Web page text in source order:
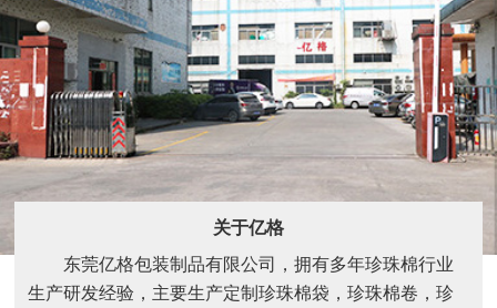
关于亿格
东莞亿格包装制品有限公司，拥有多年珍珠棉行业
生产研发经验，主要生产定制珍珠棉袋，珍珠棉卷，珍